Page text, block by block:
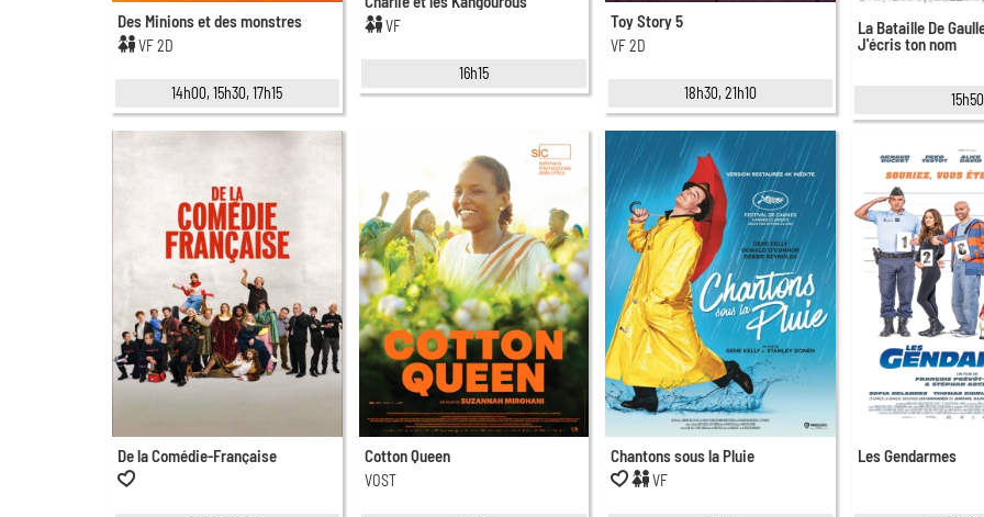
Des Minions et des monstres
VF 2D
14h00, 15h30, 17h15
VF
16h15
Toy Story 5
VF 2D
18h30, 21h10
La Bataille De
J'écris ton nom
15h50
De la Comédie-Française Cotton Queen
VOST
Chantons sous la Pluie
VF
Les Gendarmes